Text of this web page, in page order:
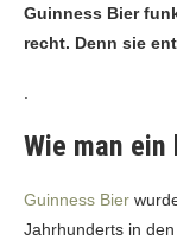
Guinness Bier
recht. Denn sie
Wie man
Guinness Bier
Jahrhunderts in